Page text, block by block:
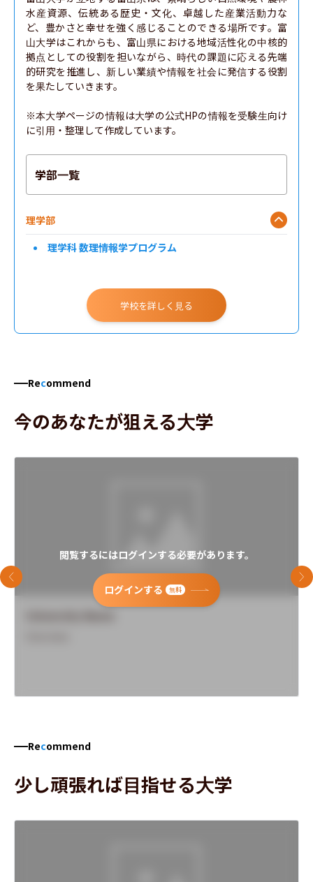
水産資源、伝統ある歴史・文化、卓越した産業活動力な
ど、豊かさと幸せを強く感じることのできる場所です。富
山大学はこれからも、富山県における地域活性化の中核的
拠点としての役割を担いながら、時代の課題に応える先端
的研究を推進し、新しい業績や情報を社会に発信する役割
を果たしていきます。
※本大学ページの情報は大学の公式HPの情報を受験生向け
に引用・整理して作成しています。
学部一覧
理学部
理学科 数理情報学プログラム
学校を詳しく見る
Recommend
今のあなたが狙える大学
閲覧するにはログインする必要があります。
ログインする 無料
前のスライド 次
Recommend
少し頑張れば目指せる大学